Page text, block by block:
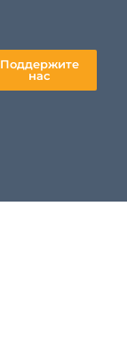
Поддержите
нас